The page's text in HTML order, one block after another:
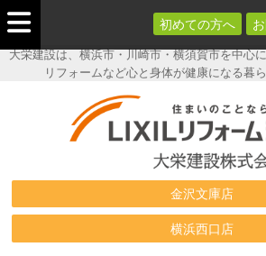
大栄建設は、横浜市・川崎市・横須賀市を中心
リフォームなど心と身体が健康になる暮
横
ォ
金沢文庫店
横浜西口店
初めての方へ